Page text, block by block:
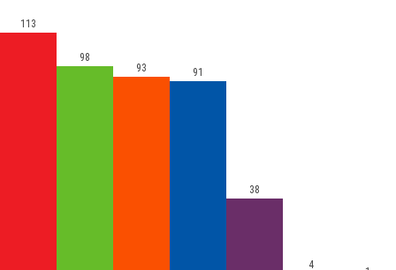
113
98
93
91
38
4